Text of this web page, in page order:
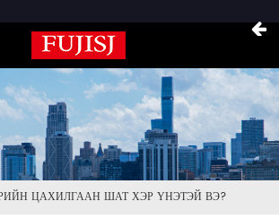
ЦАХИЛГААН ШАТ ХЭР ҮНЭТЭЙ ВЭ?